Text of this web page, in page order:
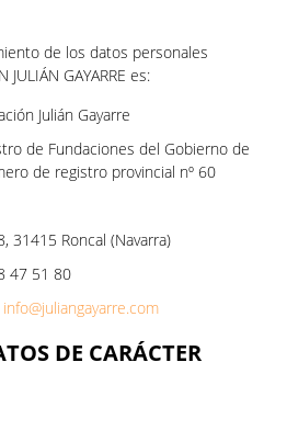
de los datos personales
GAYARRE es:
Julián Gayarre
de Fundaciones del Gobierno de
de registro provincial nº 60
31415 Roncal (Navarra)
47 51 80
info@juliangayarre.com
DE CARÁCTER